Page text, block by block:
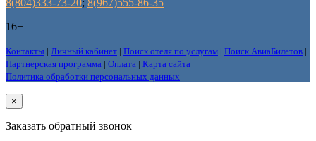
16+
Контакты | Личный кабинет | Поиск отеля по услугам | Поиск АвиаБилетов |
Партнерская программа | Оплата | Карта сайта
Политика обработки персональных данных
×
Заказать обратный звонок